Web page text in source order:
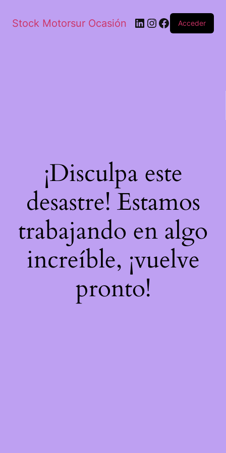
Stock Motorsur Ocasión Acceder
¡Disculpa este
desastre! Estamos
trabajando en algo
increíble, ¡vuelve
pronto!